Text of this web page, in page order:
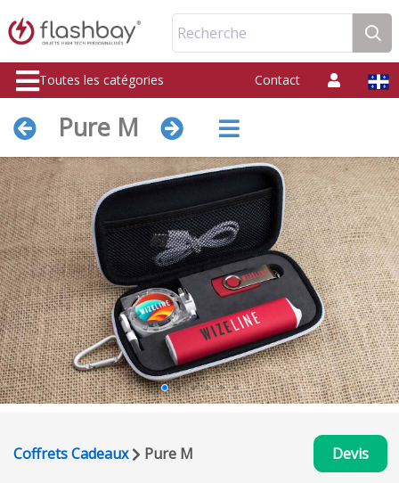
Recherche
Toutes les catégories Contact
Pure M
Coffrets Cadeaux Pure M Devis